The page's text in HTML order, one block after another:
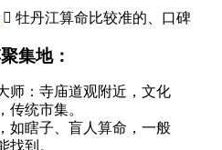
 牡丹江算命比较准的、口碑
集地：
师：寺庙道观附近，文化
传统市集。
如瞎子、盲人算命，一般
找到。